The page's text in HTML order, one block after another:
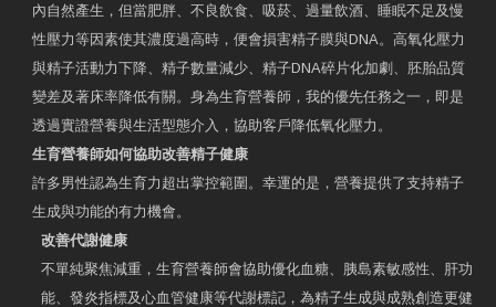
內自然產生，但當肥胖、不良飲食、吸菸、過量飲酒、睡眠不足及慢
性壓力等因素使其濃度過高時，便會損害精子膜與DNA。高氧化壓力
與精子活動力下降、精子數量減少、精子DNA碎片化加劇、胚胎品質
變差及著床率降低有關。身為生育營養師，我的優先任務之一，即是
透過實證營養與生活型態介入，協助客戶降低氧化壓力。
生育營養師如何協助改善精子健康
許多男性認為生育力超出掌控範圍。幸運的是，營養提供了支持精子
生成與功能的有力機會。
改善代謝健康
不單純聚焦減重，生育營養師會協助優化血糖、胰島素敏感性、肝功
能、發炎指標及心血管健康等代謝標記，為精子生成與成熟創造更健